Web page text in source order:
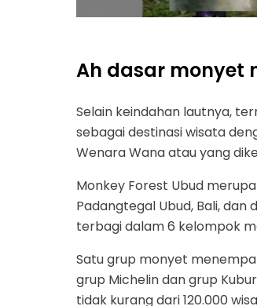
Ah dasar monyet
Selain keindahan lautnya,
sebagai destinasi wisata
Wenara Wana atau yang
Monkey Forest Ubud
Padangtegal Ubud, Bali,
terbagi dalam 6 kelompok
Satu grup monyet
grup Michelin dan grup
tidak kurang dari 120.000